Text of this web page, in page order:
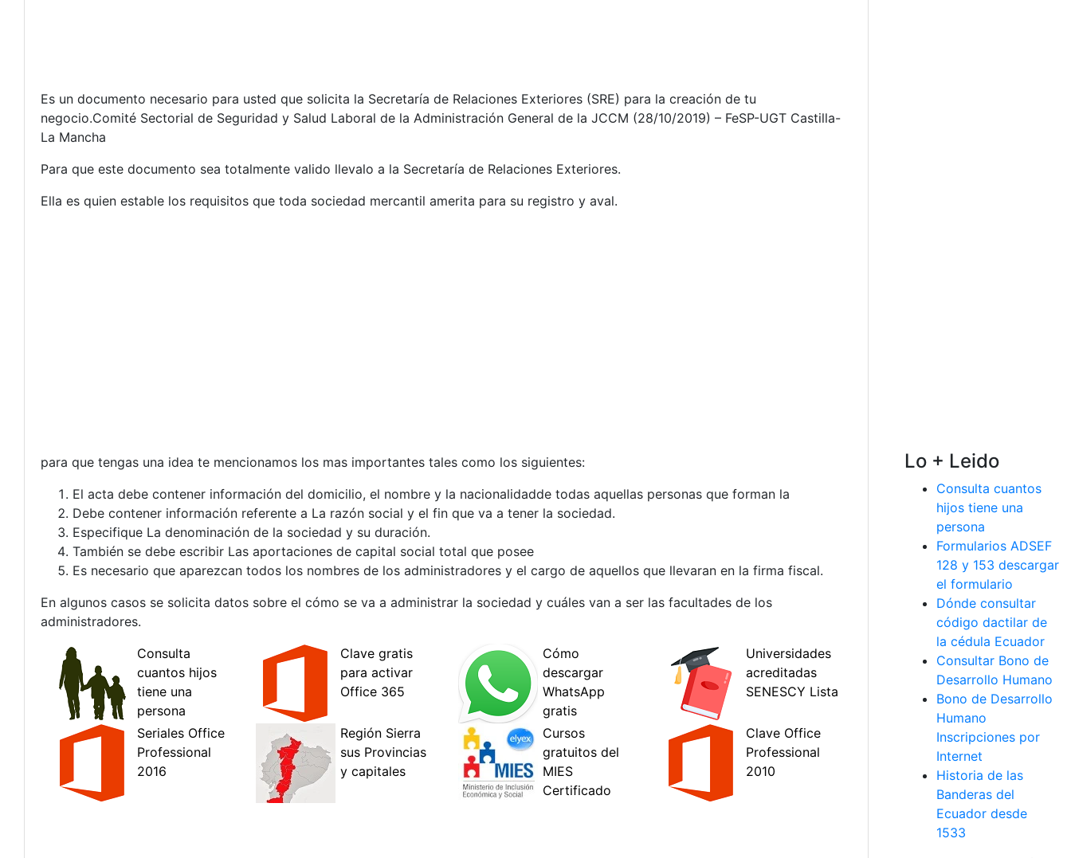
Es un documento necesario para usted que solicita la Secretaría de Relaciones Exteriores (SRE) para la creación de tu
negocio.Comité Sectorial de Seguridad y Salud Laboral de la Administración General de la JCCM (28/10/2019) – FeSP-UGT Castilla-
La Mancha
Para que este documento sea totalmente valido llevalo a la Secretaría de Relaciones Exteriores.
Ella es quien estable los requisitos que toda sociedad mercantil amerita para su registro y aval.
para que tengas una idea te mencionamos los mas importantes tales como los siguientes:
El acta debe contener información del domicilio, el nombre y la nacionalidadde todas aquellas personas que forman la
Debe contener información referente a La razón social y el fin que va a tener la sociedad.
Especifique La denominación de la sociedad y su duración.
También se debe escribir Las aportaciones de capital social total que posee
Es necesario que aparezcan todos los nombres de los administradores y el cargo de aquellos que llevaran en la firma fiscal.
En algunos casos se solicita datos sobre el cómo se va a administrar la sociedad y cuáles van a ser las facultades de los
administradores.
Lo + Leido
Consulta cuantos
hijos tiene una
persona
Formularios ADSEF
128 y 153 descargar
el formulario
Dónde consultar
código dactilar de
la cédula Ecuador
Consultar Bono de
Desarrollo Humano
Bono de Desarrollo
Humano
Inscripciones por
Internet
Historia de las
Banderas del
Ecuador desde
1533